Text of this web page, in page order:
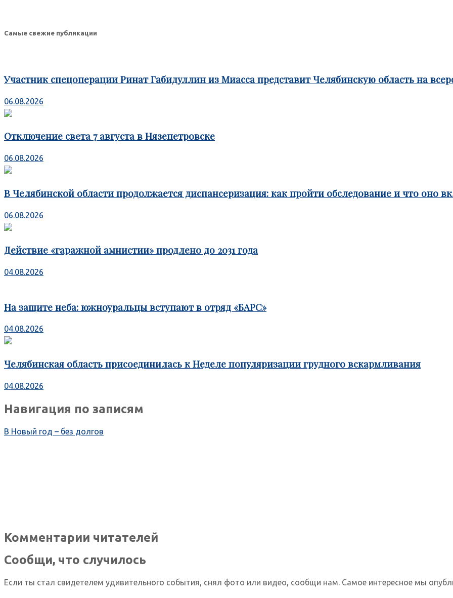
Самые свежие публикации
Участник спецоперации Ринат Габидуллин из Миасса представит Челябинскую область на
06.08.2026
Отключение света 7 августа в Нязепетровске
06.08.2026
В Челябинской области продолжается диспансеризация: как пройти обследование и что оно
06.08.2026
Действие «гаражной амнистии» продлено до 2031 года
04.08.2026
На защите неба: южноуральцы вступают в отряд «БАРС»
04.08.2026
Челябинская область присоединилась к Неделе популяризации грудного вскармливания
04.08.2026
Навигация по записям
В Новый год – без долгов
Комментарии читателей
Сообщи, что случилось
Если ты стал свидетелем удивительного события, снял фото или видео, сообщи нам. Самое интересное мы